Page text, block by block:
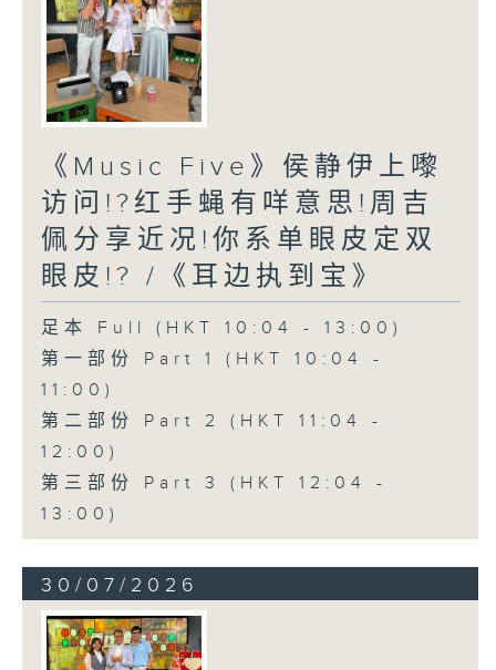
《Music Five》侯静伊上嚟
访问!?红手蝇有咩意思!周吉
佩分享近况!你系单眼皮定双
眼皮!? /《耳边执到宝》
足本 Full (HKT 10:04 - 13:00)
第一部份 Part 1 (HKT 10:04 -
11:00)
第二部份 Part 2 (HKT 11:04 -
12:00)
第三部份 Part 3 (HKT 12:04 -
13:00)
30/07/2026